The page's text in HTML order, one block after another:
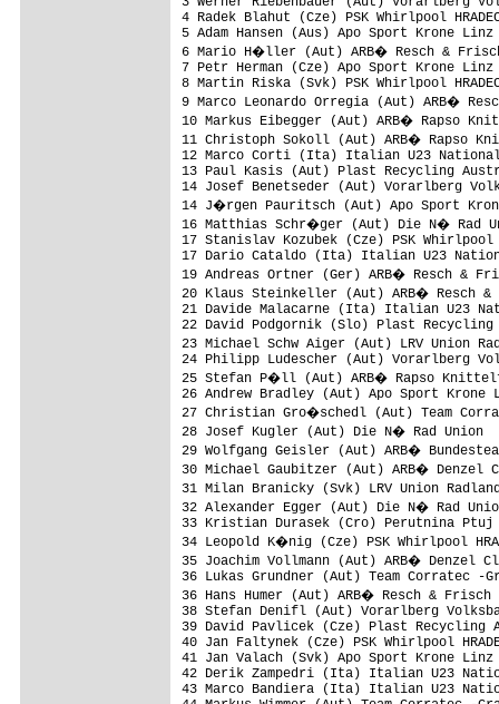
4 Radek Blahut (Cze)
5 Adam Hansen (Aus) Apo Sport
6 Mario H�ller (Aut)
7 Petr Herman (Cze) Apo Sport
8 Martin Riska (Svk)
9 Marco Leonardo Orregia (Aut)
10 Markus Eibegger (Aut)
11 Christoph Sokoll (Aut)
12 Marco Corti (Ita)
13 Paul Kasis (Aut)
14 Josef Benetseder (Aut)
14 J�rgen Pauritsch (Aut)
16 Matthias Schr�ger
17 Stanislav Kozubek (Cze)
17 Dario Cataldo (Ita)
19 Andreas Ortner (Ger) ARB�
20 Klaus Steinkeller (Aut)
21 Davide Malacarne (Ita) Italian
22 David Podgornik (Slo) Plast
23 Michael Schw Aiger (Aut) LRV Union
24 Philipp Ludescher (Aut)
25 Stefan P�ll (Aut) ARB� Rapso
26 Andrew Bradley (Aut) Apo Sport
27 Christian Gro�schedl (Aut)
28 Josef Kugler (Aut)
29 Wolfgang Geisler
30 Michael Gaubitzer (Aut)
31 Milan Branicky (Svk) LRV
32 Alexander Egger
33 Kristian Durasek
34 Leopold K�nig (Cze)
35 Joachim Vollmann (Aut)
36 Lukas Grundner (Aut)
36 Hans Humer (Aut)
38 Stefan Denifl (Aut)
39 David Pavlicek (Cze)
40 Jan Faltynek (Cze)
41 Jan Valach (Svk)
42 Derik Zampedri (Ita)
43 Marco Bandiera (Ita)